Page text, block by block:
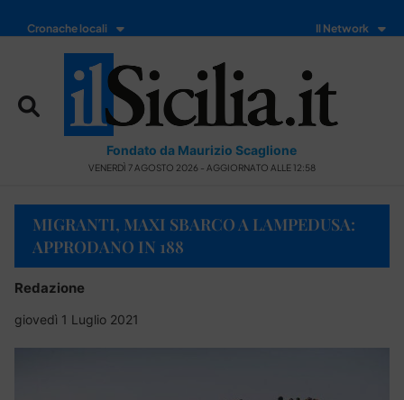
Cronache locali Il Network
Fondato da Maurizio Scaglione
VENERDÌ 7 AGOSTO 2026 - AGGIORNATO ALLE 12:58
MIGRANTI, MAXI SBARCO A LAMPEDUSA:
APPRODANO IN 188
Redazione
giovedì 1 Luglio 2021